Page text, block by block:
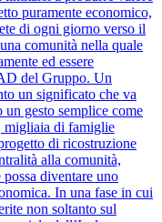
puramente economico,
di ogni giorno verso il
comunità nella quale
ed essere
del Gruppo. Un
un significato che va
gesto semplice come
migliaia di famiglie
di ricostruzione
alla comunità,
diventare uno
In una fase in cui
non soltanto sul